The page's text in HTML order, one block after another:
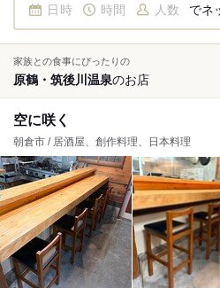
日時 時間 人数 でネ
家族との食事にぴったりの
原鶴・筑後川温泉のお店
空に咲く
朝倉市 / 居酒屋、創作料理、日本料理